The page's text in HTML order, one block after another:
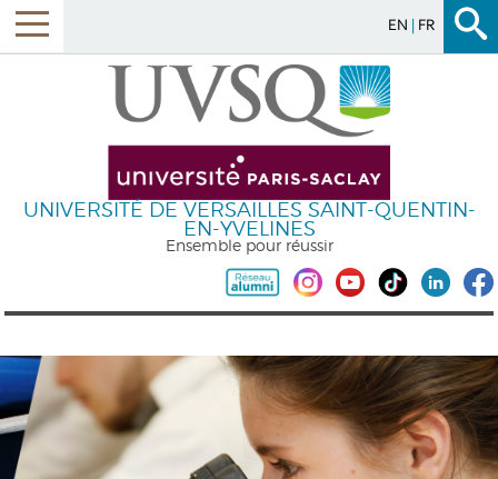
EN FR
UNIVERSITÉ DE VERSAILLES SAINT-QUENTIN-
EN-YVELINES
Ensemble pour réussir